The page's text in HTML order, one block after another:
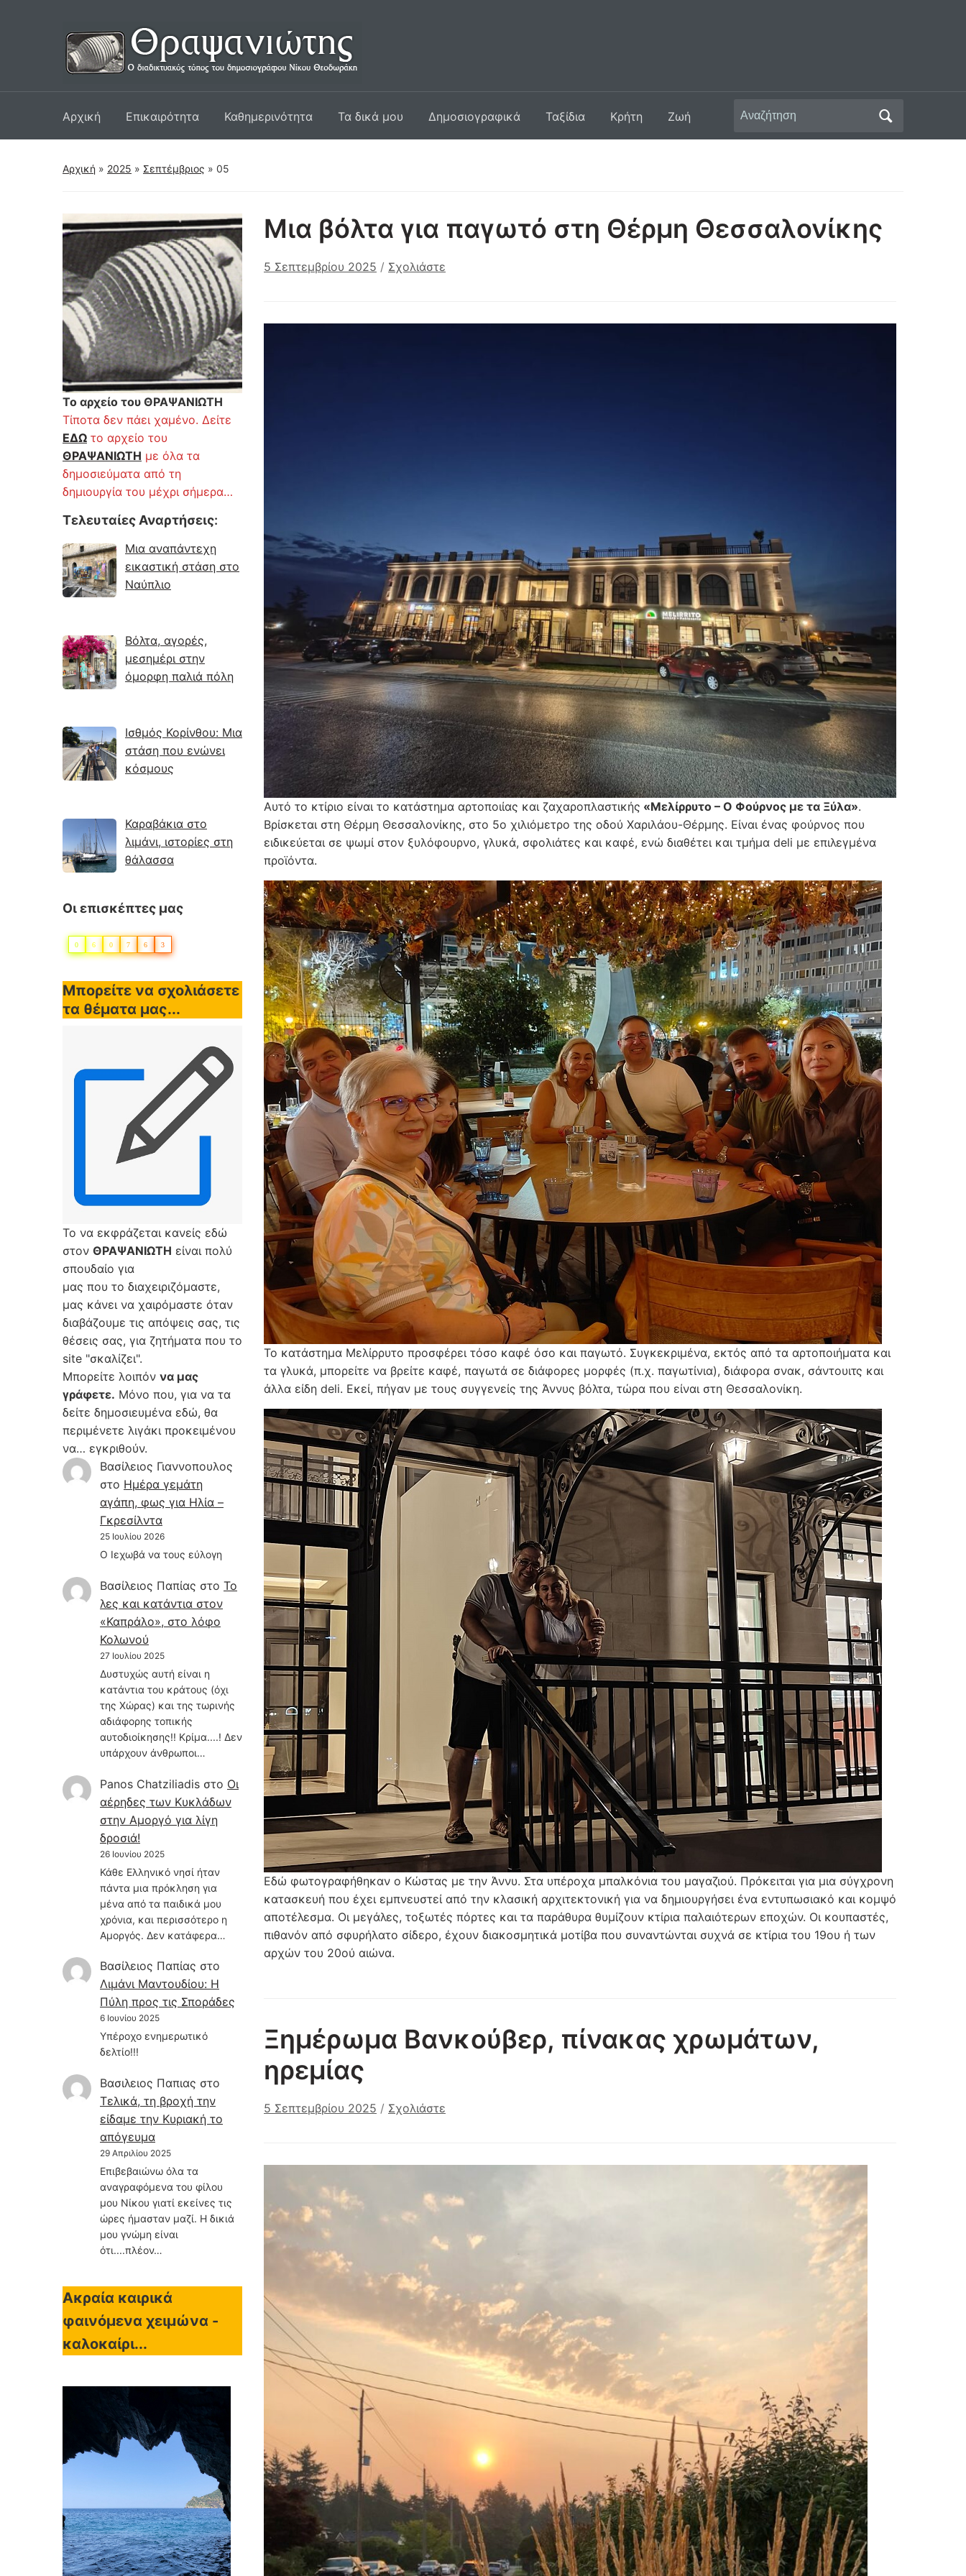
Αρχική Επικαιρότητα Καθημερινότητα Τα δικά μου Δημοσιογραφικά Ταξίδια Κρήτη Ζωή
Αναζήτηση
Αρχική » 2025 » Σεπτέμβριος » 05
Το αρχείο του ΘΡΑΨΑΝΙΩΤΗ
Τίποτα δεν πάει χαμένο. Δείτε
ΕΔΩ το αρχείο του
ΘΡΑΨΑΝΙΩΤΗ με όλα τα
δημοσιεύματα από τη
δημιουργία του μέχρι σήμερα…
Τελευταίες Αναρτήσεις:
Μια αναπάντεχη
εικαστική στάση στο
Ναύπλιο
Βόλτα, αγορές,
μεσημέρι στην
όμορφη παλιά πόλη
Ισθμός Κορίνθου: Μια
στάση που ενώνει
κόσμους
Καραβάκια στο
λιμάνι, ιστορίες στη
θάλασσα
Οι επισκέπτες μας
0 6 0 7 6 3
Μπορείτε να σχολιάσετε
τα θέματα μας...
Το να εκφράζεται κανείς εδώ
στον ΘΡΑΨΑΝΙΩΤΗ είναι πολύ
σπουδαίο για
μας που το διαχειριζόμαστε,
μας κάνει να χαιρόμαστε όταν
διαβάζουμε τις απόψεις σας, τις
θέσεις σας, για ζητήματα που το
site "σκαλίζει".
Μπορείτε λοιπόν να μας
γράφετε. Μόνο που, για να τα
δείτε δημοσιευμένα εδώ, θα
περιμένετε λιγάκι προκειμένου
να… εγκριθούν.
Βασίλειος Γιαννοπουλος
στο Hμέρα γεμάτη
αγάπη, φως για Ηλία –
Γκρεσίλντα
25 Ιουλίου 2026
Ο Ιεχωβά να τους εύλογη
Βασίλειος Παπίας στο Το
λες και κατάντια στον
«Καπράλο», στο λόφο
Κολωνού
27 Ιουλίου 2025
Δυστυχώς αυτή είναι η
κατάντια του κράτους (όχι
της Χώρας) και της τωρινής
αδιάφορης τοπικής
αυτοδιοίκησης!! Κρίμα....! Δεν
υπάρχουν άνθρωποι…
Panos Chatziliadis στο Οι
αέρηδες των Κυκλάδων
στην Αμοργό για λίγη
δροσιά!
26 Ιουνίου 2025
Κάθε Ελληνικό νησί ήταν
πάντα μια πρόκληση για
μένα από τα παιδικά μου
χρόνια, και περισσότερο η
Αμοργός. Δεν κατάφερα…
Βασίλειος Παπίας στο
Λιμάνι Μαντουδίου: Η
Πύλη προς τις Σποράδες
6 Ιουνίου 2025
Υπέροχο ενημερωτικό
δελτίο!!!
Βασιλειος Παπιας στο
Τελικά, τη βροχή την
είδαμε την Κυριακή το
απόγευμα
29 Απριλίου 2025
Επιβεβαιώνω όλα τα
αναγραφόμενα του φίλου
μου Νίκου γιατί εκείνες τις
ώρες ήμασταν μαζί. Η δικιά
μου γνώμη είναι
ότι....πλέον…
Ακραία καιρικά
φαινόμενα χειμώνα -
καλοκαίρι...
Μια βόλτα για παγωτό στη Θέρμη Θεσσαλονίκης
5 Σεπτεμβρίου 2025 / Σχολιάστε
Αυτό το κτίριο είναι το κατάστημα αρτοποιίας και ζαχαροπλαστικής «Μελίρρυτο – Ο Φούρνος με τα Ξύλα».
Βρίσκεται στη Θέρμη Θεσσαλονίκης, στο 5ο χιλιόμετρο της οδού Χαριλάου-Θέρμης. Είναι ένας φούρνος που
ειδικεύεται σε ψωμί στον ξυλόφουρνο, γλυκά, σφολιάτες και καφέ, ενώ διαθέτει και τμήμα deli με επιλεγμένα
προϊόντα.
Το κατάστημα Μελίρρυτο προσφέρει τόσο καφέ όσο και παγωτό. Συγκεκριμένα, εκτός από τα αρτοποιήματα και
τα γλυκά, μπορείτε να βρείτε καφέ, παγωτά σε διάφορες μορφές (π.χ. παγωτίνια), διάφορα σνακ, σάντουιτς και
άλλα είδη deli. Εκεί, πήγαν με τους συγγενείς της Άννυς βόλτα, τώρα που είναι στη Θεσσαλονίκη.
Εδώ φωτογραφήθηκαν ο Κώστας με την Άννυ. Στα υπέροχα μπαλκόνια του μαγαζιού. Πρόκειται για μια σύγχρονη
κατασκευή που έχει εμπνευστεί από την κλασική αρχιτεκτονική για να δημιουργήσει ένα εντυπωσιακό και κομψό
αποτέλεσμα. Οι μεγάλες, τοξωτές πόρτες και τα παράθυρα θυμίζουν κτίρια παλαιότερων εποχών. Οι κουπαστές,
πιθανόν από σφυρήλατο σίδερο, έχουν διακοσμητικά μοτίβα που συναντώνται συχνά σε κτίρια του 19ου ή των
αρχών του 20ού αιώνα.
Ξημέρωμα Βανκούβερ, πίνακας χρωμάτων,
ηρεμίας
5 Σεπτεμβρίου 2025 / Σχολιάστε